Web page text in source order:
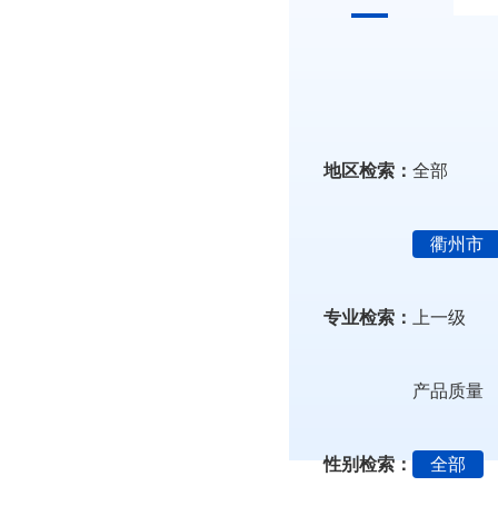
地区检索： 全部
衢州市
专业检索： 上一级
产品质量
性别检索： 全部